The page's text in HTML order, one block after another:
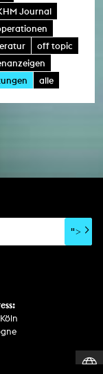
Journal
off topic
alle
">